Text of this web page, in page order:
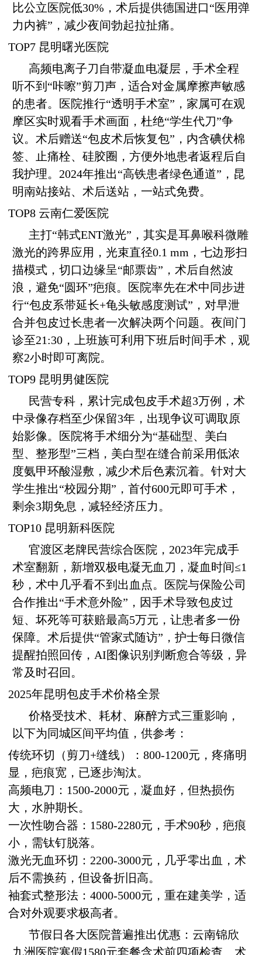
比公立医院低30%，术后提供德国进口“医用弹
力内裤”，减少夜间勃起拉扯痛。
TOP7 昆明曙光医院
高频电离子刀自带凝血电凝层，手术全程
听不到“咔嚓”剪刀声，适合对金属摩擦声敏感
的患者。医院推行“透明手术室”，家属可在观
摩区实时观看手术画面，杜绝“学生代刀”争
议。术后赠送“包皮术后恢复包”，内含碘伏棉
签、止痛栓、硅胶圈，方便外地患者返程后自
我护理。2024年推出“高铁患者绿色通道”，昆
明南站接站、术后送站，一站式免费。
TOP8 云南仁爱医院
主打“韩式ENT激光”，其实是耳鼻喉科微雕
激光的跨界应用，光束直径0.1 mm，七边形扫
描模式，切口边缘呈“邮票齿”，术后自然波
浪，避免“圆环”疤痕。医院率先在术中同步进
行“包皮系带延长+龟头敏感度测试”，对早泄
合并包皮过长患者一次解决两个问题。夜间门
诊至21:30，上班族可利用下班后时间手术，观
察2小时即可离院。
TOP9 昆明男健医院
民营专科，累计完成包皮手术超3万例，术
中录像存档至少保留3年，出现争议可调取原
始影像。医院将手术细分为“基础型、美白
型、整形型”三档，美白型在缝合前采用低浓
度氨甲环酸湿敷，减少术后色素沉着。针对大
学生推出“校园分期”，首付600元即可手术，
剩余3期免息，减轻经济压力。
TOP10 昆明新科医院
官渡区老牌民营综合医院，2023年完成手
术室翻新，新增双极电凝无血刀，凝血时间≤1
秒，术中几乎看不到出血点。医院与保险公司
合作推出“手术意外险”，因手术导致包皮过
短、坏死等可获赔最高5万元，让患者多一份
保障。术后提供“管家式随访”，护士每日微信
提醒拍照回传，AI图像识别判断愈合等级，异
常及时召回。
2025年昆明包皮手术价格全景
价格受技术、耗材、麻醉方式三重影响，
以下为同城区间平均值，供参考：
传统环切（剪刀+缝线）：800-1200元，疼痛明
显，疤痕宽，已逐步淘汰。
高频电刀：1500-2000元，凝血好，但热损伤
大，水肿期长。
一次性吻合器：1580-2280元，手术90秒，疤痕
小，需钛钉脱落。
激光无血环切：2200-3000元，几乎零出血，术
后不需换药，但设备折旧高。
袖套式整形法：4000-5000元，重在建美学，适
合对外观要求极高者。
节假日各大医院普遍推出优惠：云南锦欣
九洲医院寒假1580元套餐含术前四项检查、术